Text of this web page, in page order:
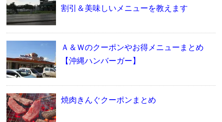
割引＆美味しいメニューを教えます
Ａ＆Ｗのクーポンやお得メニューまとめ
【沖縄ハンバーガー】
焼肉きんぐクーポンまとめ